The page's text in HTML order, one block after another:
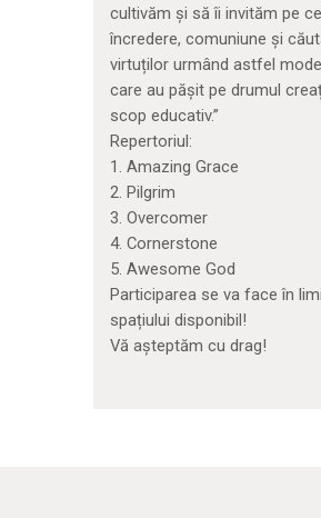
cultivăm și să îi invităm pe
încredere, comuniune și
virtuților urmând astfel
care au pășit pe drumul
scop educativ.”
Repertoriul:
1. Amazing Grace
2. Pilgrim
3. Overcomer
4. Cornerstone
5. Awesome God
Participarea se va face în
spațiului disponibil!
Vă așteptăm cu drag!